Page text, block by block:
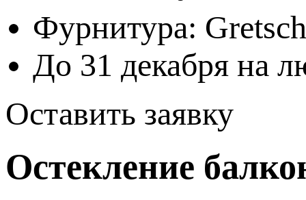
Фурнитура:
До 31 декабря на
Оставить заявку
Остекление